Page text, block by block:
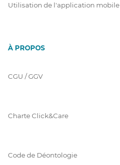
Utilisation de l'application mobile
À PROPOS
CGU / GGV
Charte Click&Care
Code de Déontologie